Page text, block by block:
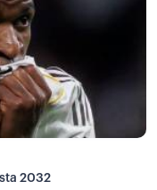
2032